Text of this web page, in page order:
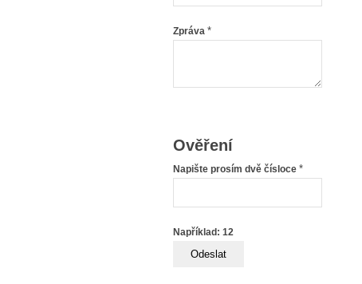
Zpráva *
Ověření
Napište prosím dvě čísloce *
Například: 12